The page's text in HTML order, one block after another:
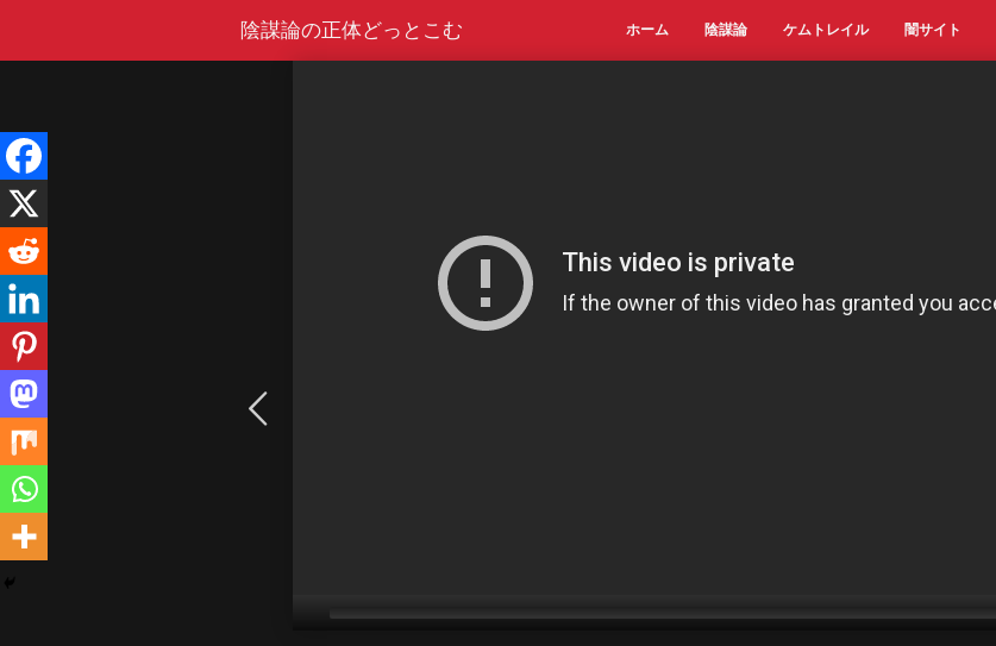
陰謀論の正体どっとこむ ホーム 陰謀論 ケムトレイル 闇サイト